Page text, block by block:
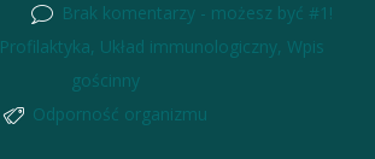
Brak komentarzy - możesz być #1!
Profilaktyka, Układ immunologiczny, Wpis
gościnny
Odporność organizmu